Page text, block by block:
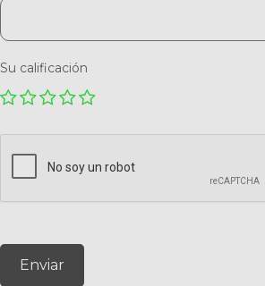
Su calificación
Enviar